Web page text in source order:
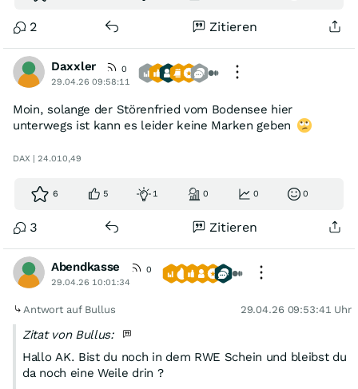
2 Zitieren
Daxxler
0
29.04.26 09:58:11
Moin, solange der Störenfried vom Bodensee hier
unterwegs ist kann es leider keine Marken geben
DAX | 24.010,49
6 5 1 0 0 0
3 Zitieren
Abendkasse
0
29.04.26 10:01:34
Antwort auf Bullus 29.04.26 09:53:41 Uhr
Zitat von Bullus:
Hallo AK. Bist du noch in dem RWE Schein und bleibst du
da noch eine Weile drin ?